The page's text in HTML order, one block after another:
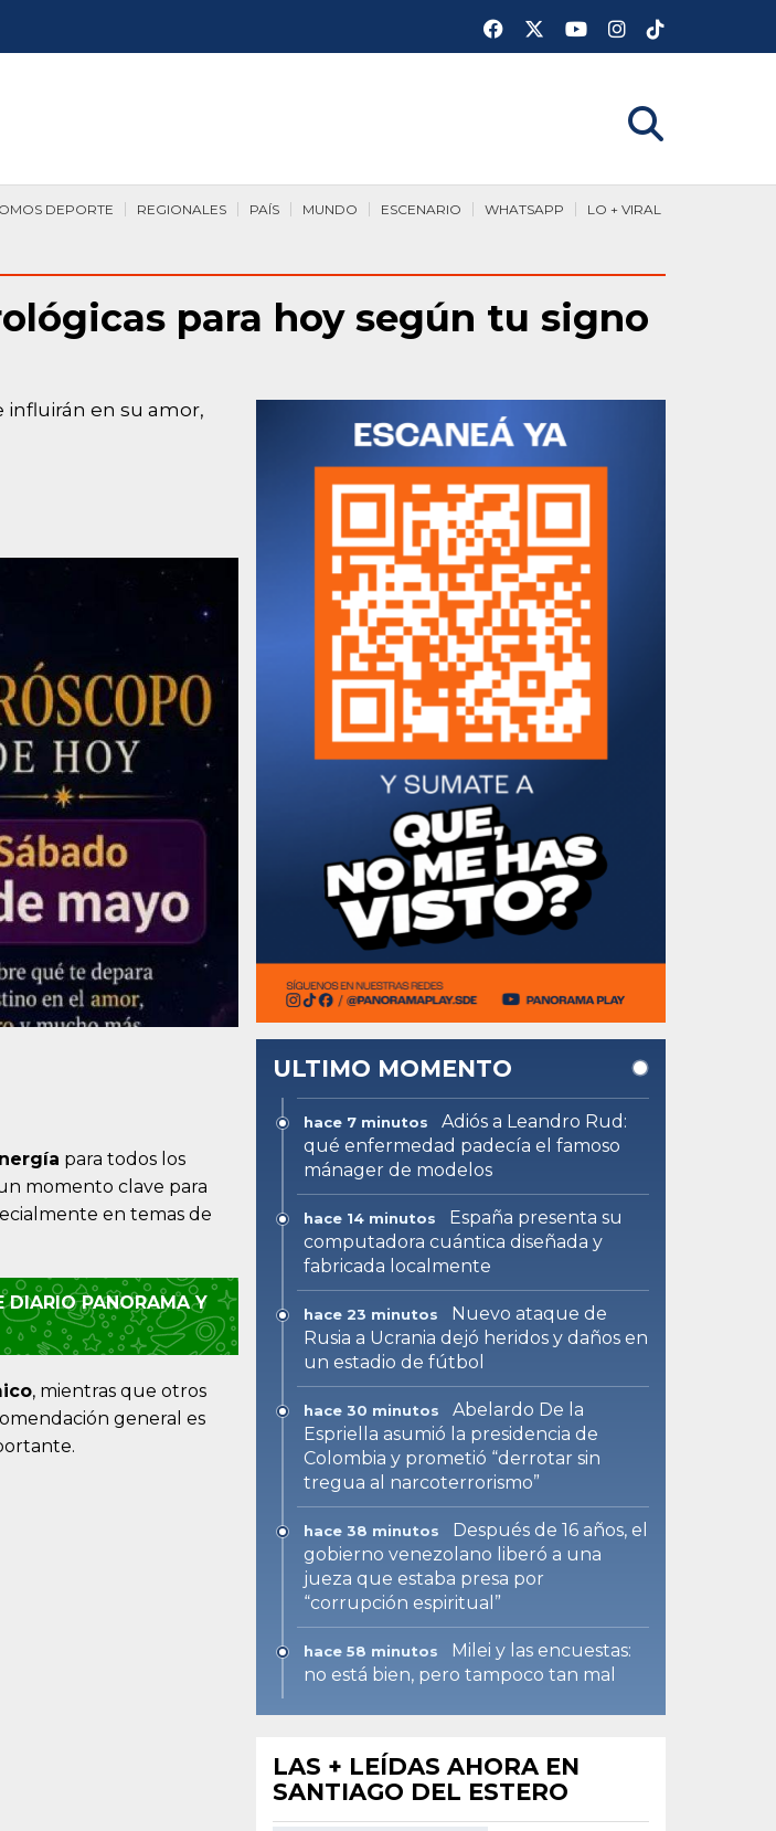
LO + VIRAL
WHATSAPP
ESCENARIO
MUNDO
PAÍS
REGIONALES
DEPORTE
para hoy según tu signo
influirán en su amor,
para todos los
momento clave para
en temas de
DIARIO PANORAMA Y
, mientras que otros
general es
ULTIMO MOMENTO
hace 7 minutos
Adiós a Leandro Rud:
qué enfermedad padecía el famoso
mánager de modelos
hace 14 minutos
España presenta su
computadora cuántica diseñada y
fabricada localmente
hace 23 minutos
Nuevo ataque de
Rusia a Ucrania dejó heridos y daños en
un estadio de fútbol
hace 30 minutos
Abelardo De la
Espriella asumió la presidencia de
Colombia y prometió “derrotar sin
tregua al narcoterrorismo”
hace 38 minutos
Después de 16 años, el
gobierno venezolano liberó a una
jueza que estaba presa por
“corrupción espiritual”
hace 58 minutos
Milei y las encuestas:
no está bien, pero tampoco tan mal
LAS + LEÍDAS AHORA EN
SANTIAGO DEL ESTERO